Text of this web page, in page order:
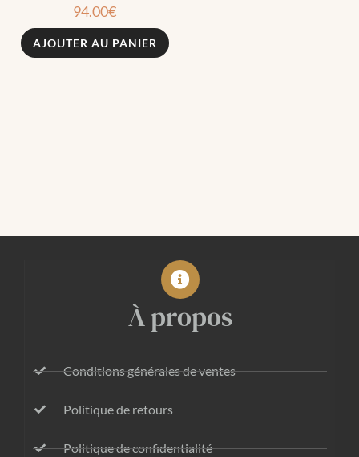
94.00€
AJOUTER AU PANIER
À propos
Conditions générales de ventes
Politique de retours
Politique de confidentialité